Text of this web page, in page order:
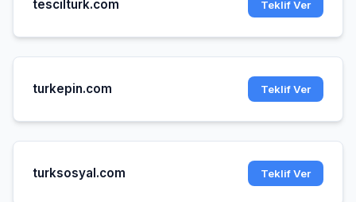
tescilturk.com Teklif Ver
turkepin.com Teklif Ver
turksosyal.com Teklif Ver